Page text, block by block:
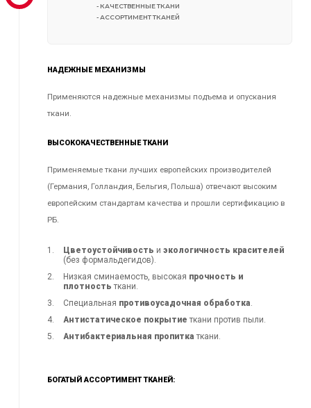
- КАЧЕСТВЕННЫЕ ТКАНИ
- АССОРТИМЕНТ ТКАНЕЙ
НАДЕЖНЫЕ МЕХАНИЗМЫ
Применяются надежные механизмы подъема и опускания
ткани.
ВЫСОКОКАЧЕСТВЕННЫЕ ТКАНИ
Применяемые ткани лучших европейских производителей
(Германия, Голландия, Бельгия, Польша) отвечают высоким
европейским стандартам качества и прошли сертификацию в
РБ.
Цветоустойчивость иэкологичность красителей
(без формальдегидов).
Низкая сминаемость, высокая прочность и
плотность ткани.
Специальная противоусадочная обработка.
Антистатическое покрытие ткани против пыли.
Антибактериальная пропитка ткани.
БОГАТЫЙ АССОРТИМЕНТ ТКАНЕЙ: